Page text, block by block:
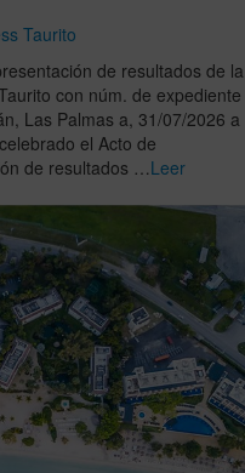
Taurito
de resultados de la
con núm. de expediente
Las Palmas a, 31/07/2026 a
el Acto de
de resultados …Leer